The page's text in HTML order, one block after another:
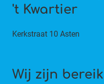
't Kwartier
Kerkstraat 10 Asten
Wij zijn